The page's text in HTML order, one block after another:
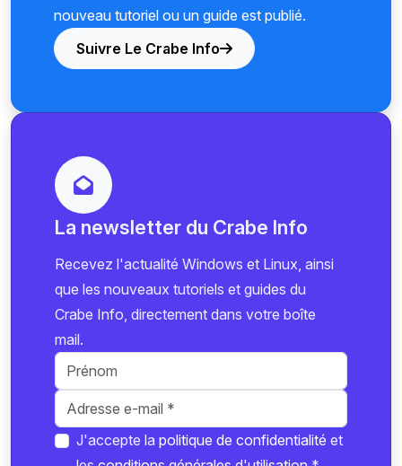
nouveau tutoriel ou un guide est publié.
Suivre Le Crabe Info
La newsletter du Crabe Info
Recevez l'actualité Windows et Linux, ainsi
que les nouveaux tutoriels et guides du
Crabe Info, directement dans votre boîte
mail.
J'accepte la politique de confidentialité et